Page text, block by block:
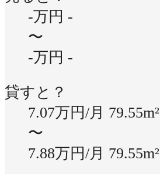
-万円 -
〜
-万円 -
貸すと？
7.07万円/月 79.55m²
〜
7.88万円/月 79.55m²